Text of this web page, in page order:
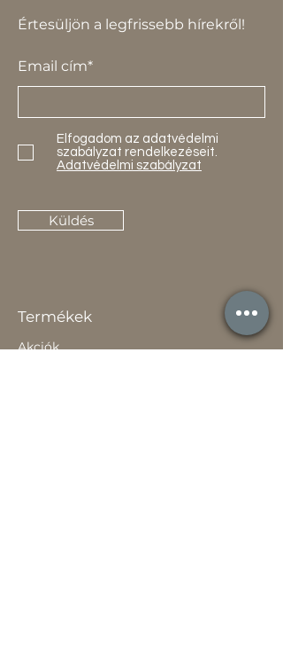
Értesüljön a legfrissebb hírekről!
Email cím*
Elfogadom az adatvédelmi
szabályzat rendelkezéseit.
Adatvédelmi szabályzat
Küldés
Termékek
Akciók